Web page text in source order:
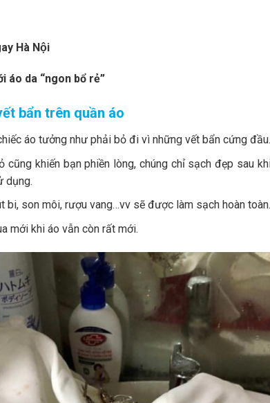
Hà Nội
áo da “ngon bổ rẻ”
bẩn trên quần áo
áo tưởng như phải bỏ đi vì những vết bẩn cứng đầu.
cũng khiến bạn phiền lòng, chúng chỉ sạch đẹp sau
dụng.
bi, son môi, rượu vang…vv sẽ được làm sạch hoàn toàn.
mới khi áo vẫn còn rất mới.